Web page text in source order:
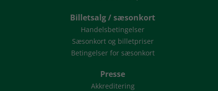
Billetsalg / sæsonkort
Handelsbetingelser
Sæsonkort og billetpriser
Betingelser for sæsonkort
Presse
Akkreditering